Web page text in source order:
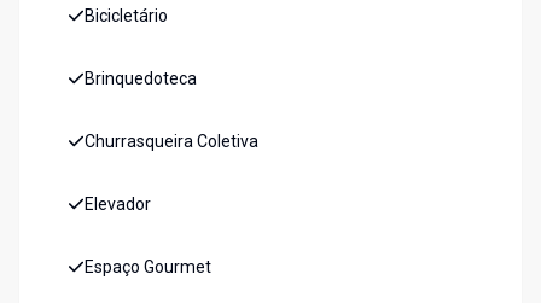
Bicicletário
Brinquedoteca
Churrasqueira Coletiva
Elevador
Espaço Gourmet